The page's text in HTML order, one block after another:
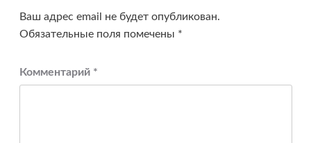
Ваш адрес email не будет опубликован.
Обязательные поля помечены *
Комментарий *